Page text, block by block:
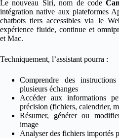
Le nouveau Siri, nom de code
intégration native aux plateformes
chatbots tiers accessibles via le
expérience fluide, continue et
et Mac.
Techniquement, l’assistant pourra :
Comprendre des
plusieurs échanges
Accéder aux informations
précision (fichiers, calendrier,
Résumer, générer ou
image
Analyser des fichiers importés